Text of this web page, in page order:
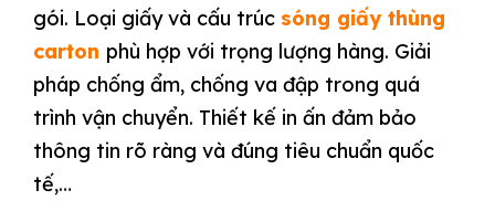
gói. Loại giấy và cấu trúc sóng giấy thùng
carton phù hợp với trọng lượng hàng. Giải
pháp chống ẩm, chống va đập trong quá
trình vận chuyển. Thiết kế in ấn đảm bảo
thông tin rõ ràng và đúng tiêu chuẩn quốc
tế,…